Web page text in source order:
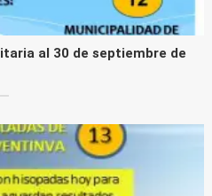
al 30 de septiembre de